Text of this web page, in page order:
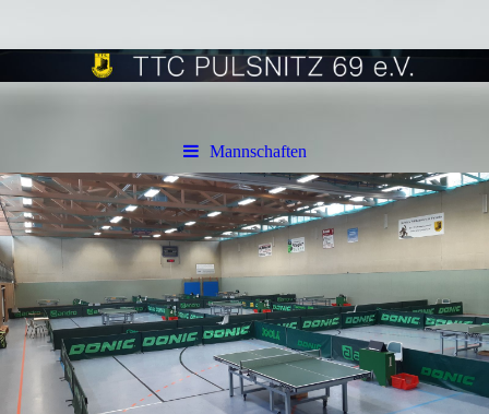
Mannschaften